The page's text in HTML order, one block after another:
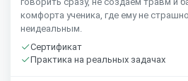
комфорта ученика, где ему не
неидеальным.
Сертификат
Практика на реальных задачах